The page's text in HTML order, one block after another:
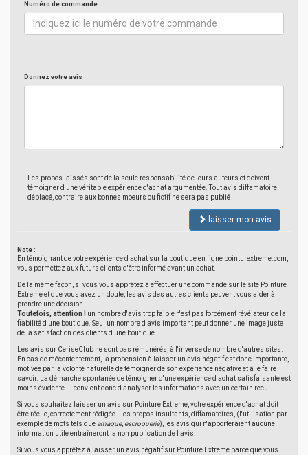
Numéro de commande
Donnez votre avis
Les propos laissés sont de la seule responsabilité de leurs auteurs et doivent
témoigner d'une véritable expérience d'achat argumentée. Tout avis diffamatoire,
déplacé, contraire aux bonnes moeurs ou fictif ne sera pas publié
laisser mon avis
Note :
En témoignant de votre expérience d'achat sur la boutique en ligne pointurextreme.com,
vous permettez aux futurs clients d'être informé avant un achat.
De la même façon, si vous vous apprêtez à effectuer une commande sur le site Pointure
Extreme et que vous avez un doute, les avis des autres clients peuvent vous aider à
prendre une décision.
Toutefois, attention ! un nombre d'avis trop faible n'est pas forcément révélateur de la
fiabilité d'une boutique. Seul un nombre d'avis important peut donner une image juste
de la satisfaction des clients d'une boutique.
Les avis sur CeriseClub ne sont pas rémunérés, à l'inverse de nombre d'autres sites.
En cas de mécontentement, la propension à laisser un avis négatif est donc importante,
motivée par la volonté naturelle de témoigner de son expérience négative et à le faire
savoir. La démarche spontanée de témoigner d'une expérience d'achat satisfaisante est
moins évidente. Il convient donc d'analyser les informations avec un certain recul.
Si vous souhaitez laisser un avis sur Pointure Extreme, votre expérience d'achat doit
être réelle, correctement rédigée. Les propos insultants, diffamatoires, (l'utilisation par
exemple de mots tels que arnaque, escroquerie), les avis qui n'apporteraient aucune
information utile entraîneront la non publication de l'avis.
Si vous vous apprêtez à laisser un avis négatif sur Pointure Extreme parce que vous